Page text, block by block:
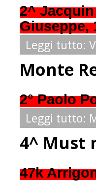
2^ Jacquin
Giuseppe,
Leggi tutto:
Monte
2° Paolo
Leggi tutto:
4^ Must
47k